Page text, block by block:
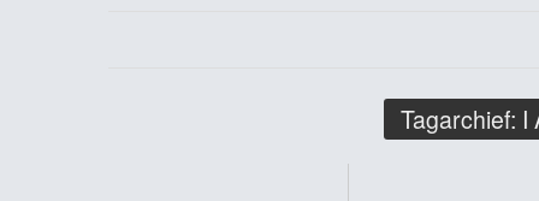
Tagarchief: I